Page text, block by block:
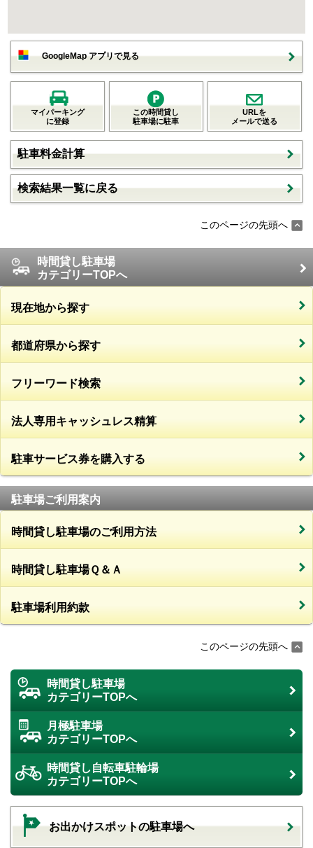
GoogleMap アプリで見る
マイパーキング
に登録
この時間貸し
駐車場に駐車
URLを
メールで送る
駐車料金計算
検索結果一覧に戻る
このページの先頭へ
時間貸し駐車場
カテゴリーTOPへ
現在地から探す
都道府県から探す
フリーワード検索
法人専用キャッシュレス精算
駐車サービス券を購入する
駐車場ご利用案内
時間貸し駐車場のご利用方法
時間貸し駐車場Ｑ＆Ａ
駐車場利用約款
このページの先頭へ
時間貸し駐車場
カテゴリーTOPへ
月極駐車場
カテゴリーTOPへ
時間貸し自転車駐輪場
カテゴリーTOPへ
お出かけスポットの駐車場へ